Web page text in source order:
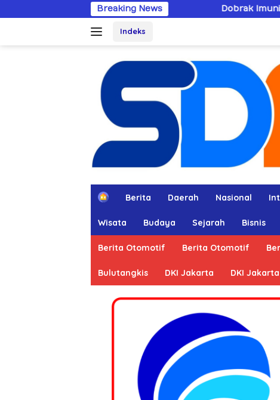
ke
Breaking NewsDobrak Imunitas Elit, PPWI Minta
Indeks
H
e
Berita Daerah Nasional
Wisata Budaya Sejarah Bisnis
Berita Otomotif Berita Otomotif
Bulutangkis DKI Jakarta DKI Jakarta